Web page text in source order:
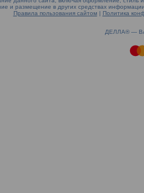
и размещение в других средствах
Правила пользования сайтом | Политика
ДЕЛЛА® —